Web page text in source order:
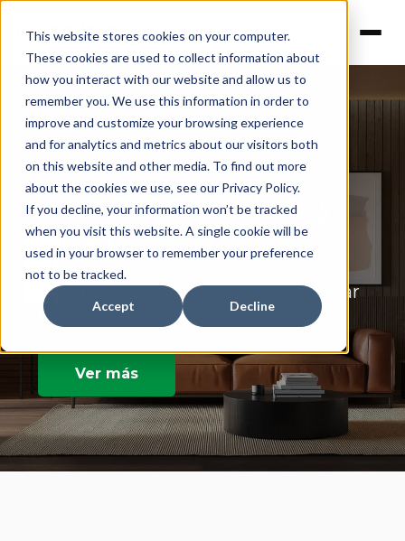
This website stores cookies on your computer.
These cookies are used to collect information about
how you interact with our website and allow us to
remember you. We use this information in order to
improve and customize your browsing experience
and for analytics and metrics about our visitors both
on this website and other media. To find out more
about the cookies we use, see our Privacy Policy.
If you decline, your information won’t be tracked
when you visit this website. A single cookie will be
used in your browser to remember your preference
not to be tracked.
Accept Decline
Nuevos Micro Ripados Masisa
Elige, combina y
crea
Combínalos como quieras para crear
espacios únicos
Ver más